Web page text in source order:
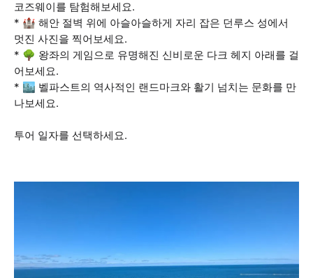
코즈웨이를 탐험해보세요.
* 🏰 해안 절벽 위에 아슬아슬하게 자리 잡은 던루스 성에서
멋진 사진을 찍어보세요.
* 🌳 왕좌의 게임으로 유명해진 신비로운 다크 헤지 아래를 걸
어보세요.
* 🏙️ 벨파스트의 역사적인 랜드마크와 활기 넘치는 문화를 만
나보세요.
투어 일자를 선택하세요.